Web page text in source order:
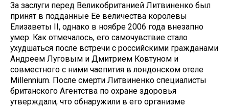
За заслуги перед Великобританией Литвиненко был
принят в подданные Её величества королевы
Елизаветы II, однако в ноябре 2006 года внезапно
умер. Как отмечалось, его самочувствие стало
ухудшаться после встречи с российскими гражданами
Андреем Луговым и Дмитрием Ковтуном и
совместного с ними чаепития в лондонском отеле
Millennium. После смерти Литвиненко специалисты
британского Агентства по охране здоровья
утверждали, что обнаружили в его организме